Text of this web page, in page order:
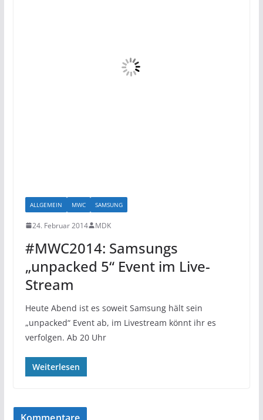
ALLGEMEIN MWC SAMSUNG
24. Februar 2014 MDK
#MWC2014: Samsungs
„unpacked 5“ Event im Live-
Stream
Heute Abend ist es soweit Samsung hält sein
„unpacked“ Event ab, im Livestream könnt ihr es
verfolgen. Ab 20 Uhr
Weiterlesen